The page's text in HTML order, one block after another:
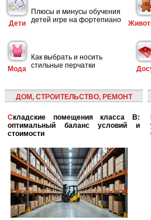
Дети
Плюсы и минусы обучения
детей игре на фортепиано
Мода
Как выбрать и носить
стильные перчатки
ДОМ, СТРОИТЕЛЬСТВО, РЕМОНТ
Складские помещения класса B:
оптимальный баланс условий и
стоимости